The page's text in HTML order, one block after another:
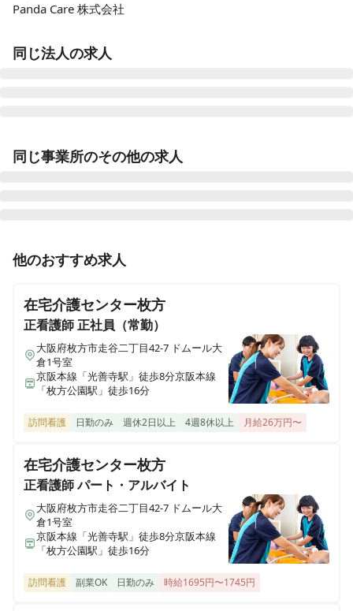
Panda Care 株式会社
同じ法人の求人
千葉県白井市白井436-7
MYYケアリング岸和田
MYYケアリング布忍
大阪府松原市東新町
MYYケアリング河内長野
大阪府河内長野市向野町79-2
MYY ケアリング萱島
大阪府門真市城垣町20-18
MYY ケアリング茨木
大阪府茨木市若園町38-1
同じ事業所のその他の求人
正看護師 正社員（常勤）
【大阪府枚方市・賞与あり】40室の綺麗な施設｜正看護
他のおすすめ求人
在宅介護センター枚方
正看護師正社員（常勤）
大阪府枚方市走谷二丁目42-7 ドムール大
倉1号室
京阪本線「光善寺駅」徒歩8分京阪本線
「枚方公園駅」徒歩16分
訪問看護 日勤のみ 週休2日以上 4週8休以上 月給26万円〜
在宅介護センター枚方
正看護師パート・アルバイト
大阪府枚方市走谷二丁目42-7 ドムール大
倉1号室
京阪本線「光善寺駅」徒歩8分京阪本線
「枚方公園駅」徒歩16分
訪問看護 副業OK 日勤のみ 時給1695円〜1745円